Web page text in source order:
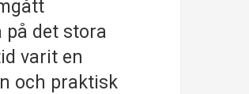
det stora
varit en
och praktisk